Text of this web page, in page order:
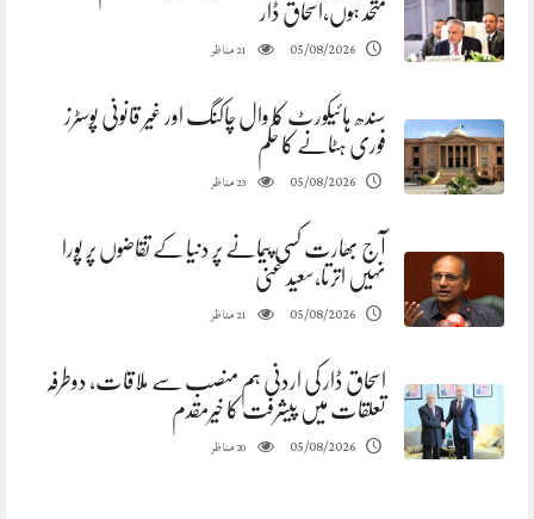
متحد ہوں،اسحاق ڈار
05/08/2026
21مناظر
سندھ ہائیکورٹ کا وال چاکنگ اور غیر قانونی پوسٹرز
فوری ہٹانے کا حکم
05/08/2026
23مناظر
آج بھارت کسی پیمانے پر دنیا کے تقاضوں پر پورا
نہیں اترتا،سعید غنی
05/08/2026
21مناظر
اسحاق ڈار کی اردنی ہم منصب سے ملاقات، دوطرفہ
تعلقات میں پیشرفت کا خیرمقدم
05/08/2026
20مناظر